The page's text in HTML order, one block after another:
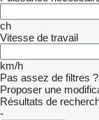
ch
Vitesse de travail
km/h
Pas assez de filtres ?
Proposer une
Résultats de
-